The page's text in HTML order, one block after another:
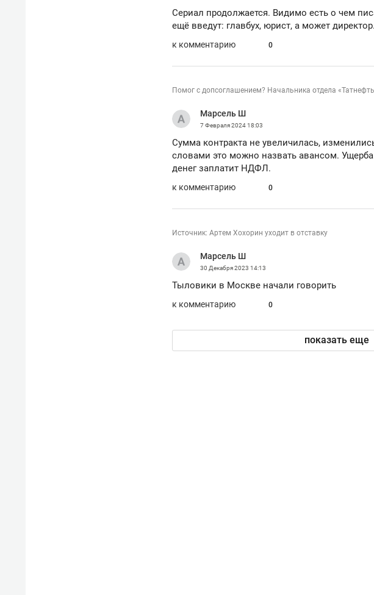
Сериал продолжается. Видимо есть о чем
ещё введут: главбух, юрист, а может
к комментарию 0
Помог с допсоглашением? Начальника отдела
Марсель Ш
7 Февраля 202418:03
Сумма контракта не увеличилась,
словами это можно назвать авансом.
денег заплатит НДФЛ.
к комментарию 0
Источник: Артем Хохорин уходит в отставку
Марсель Ш
30 Декабря 2023 14:13
Тыловики в Москве начали говорить
к комментарию 0
показать еще